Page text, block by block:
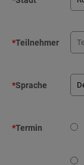
*Teilnehmer
*Sprache
*Termin